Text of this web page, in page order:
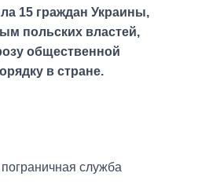
15 граждан Украины,
польских властей,
общественной
в стране.
служба